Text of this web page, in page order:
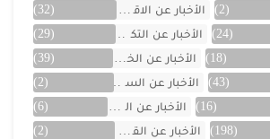
(2) الأخبار عن الاقتصاد
(32)
(24) الأخبار عن التكنولوجيا
(29)
(18) الأخبار عن الخليج
(39)
(43) الأخبار عن السعودية
(2)
(16) الأخبار عن العراق
(6)
(198) الأخبار عن القصص
(2)